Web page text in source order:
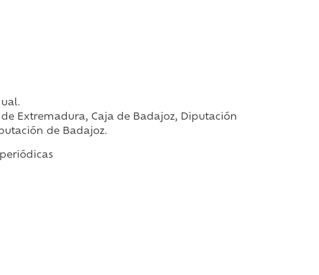
Extremadura, Caja de Badajoz, Diputación
de Badajoz.